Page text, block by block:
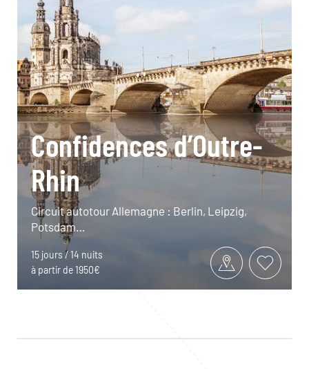
Confidences d’Outre-
Rhin
Circuit autotour Allemagne : Berlin, Leipzig,
Potsdam…
15 jours / 14 nuits
à partir de 1950€